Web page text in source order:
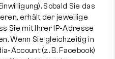
Sobald Sie das
erhält der jeweilige
Sie mit Ihrer IP-Adresse
Wenn Sie gleichzeitig in
Account (z. B. Facebook)